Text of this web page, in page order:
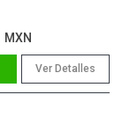
MXN
Ver Detalles